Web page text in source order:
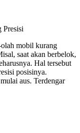
Presisi
mobil kurang
saat akan berbelok,
Hal tersebut
posisinya.
aus. Terdengar